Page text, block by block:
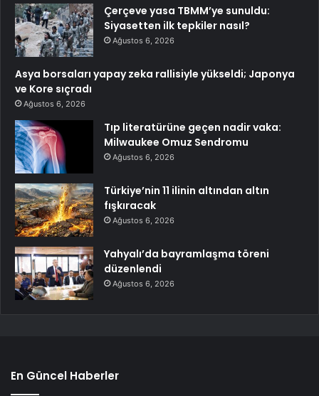
Çerçeve yasa TBMM’ye sunuldu:
Siyasetten ilk tepkiler nasıl?
Ağustos 6, 2026
Asya borsaları yapay zeka rallisiyle yükseldi; Japonya
ve Kore sıçradı
Ağustos 6, 2026
Tıp literatürüne geçen nadir vaka:
Milwaukee Omuz Sendromu
Ağustos 6, 2026
Türkiye’nin 11 ilinin altından altın
fışkıracak
Ağustos 6, 2026
Yahyalı’da bayramlaşma töreni
düzenlendi
Ağustos 6, 2026
En Güncel Haberler